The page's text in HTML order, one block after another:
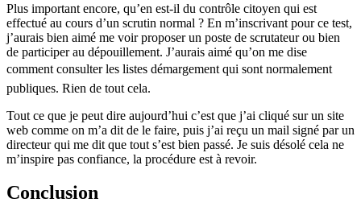
Plus important encore, qu’en est-il du contrôle citoyen qui est
effectué au cours d’un scrutin normal ? En m’inscrivant pour ce test,
j’aurais bien aimé me voir proposer un poste de scrutateur ou bien
de participer au dépouillement. J’aurais aimé qu’on me dise
comment consulter les listes démargement qui sont normalement
publiques. Rien de tout cela.
Tout ce que je peut dire aujourd’hui c’est que j’ai cliqué sur un site
web comme on m’a dit de le faire, puis j’ai reçu un mail signé par un
directeur qui me dit que tout s’est bien passé. Je suis désolé cela ne
m’inspire pas confiance, la procédure est à revoir.
Conclusion